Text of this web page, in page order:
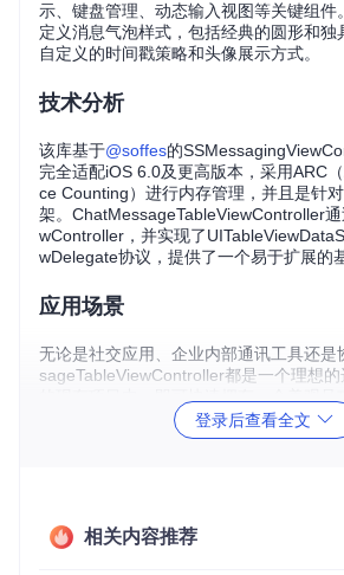
示、键盘管理、动态输入视图等关键组件
定义消息气泡样式，包括经典的圆形和独
自定义的时间戳策略和头像展示方式。
技术分析
该库基于@soffes的
完全适配iOS 6.0及更高版本，采用ARC
ce Counting）进行内存管理，并且是针
架。ChatMessageTableViewController
wController，并实现了
wDelegate协议，提供了一个易于扩展的
应用场景
无论是社交应用、企业内部通讯工具还
sageTableViewController都是一个理想
面。同时，对于那些希望在移动应用中增
品来说，这是一个非常实用的解决方案。
支持不同尺寸的消息气泡，适应各种消
登录后查看全文
相关内容推荐